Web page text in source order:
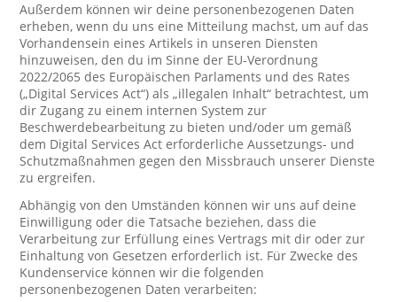
Außerdem können wir deine personenbezogenen Daten
erheben, wenn du uns eine Mitteilung machst, um auf das
Vorhandensein eines Artikels in unseren Diensten
hinzuweisen, den du im Sinne der EU-Verordnung
2022/2065 des Europäischen Parlaments und des Rates
(„Digital Services Act“) als „illegalen Inhalt“ betrachtest, um
dir Zugang zu einem internen System zur
Beschwerdebearbeitung zu bieten und/oder um gemäß
dem Digital Services Act erforderliche Aussetzungs- und
Schutzmaßnahmen gegen den Missbrauch unserer Dienste
zu ergreifen.
Abhängig von den Umständen können wir uns auf deine
Einwilligung oder die Tatsache beziehen, dass die
Verarbeitung zur Erfüllung eines Vertrags mit dir oder zur
Einhaltung von Gesetzen erforderlich ist. Für Zwecke des
Kundenservice können wir die folgenden
personenbezogenen Daten verarbeiten: